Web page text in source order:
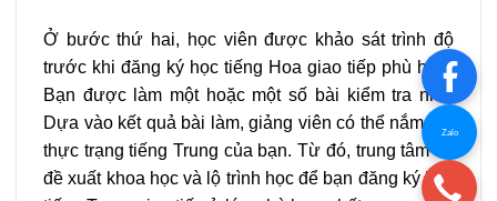
Ở bước thứ hai, học viên được khảo sát trình độ
trước khi đăng ký học tiếng Hoa giao tiếp phù hợp.
Bạn được làm một hoặc một số bài kiểm tra nhỏ.
Dựa vào kết quả bài làm, giảng viên có thể nắm bắt
thực trạng tiếng Trung của bạn. Từ đó, trung tâm sẽ
đề xuất khoa học và lộ trình học để bạn đăng ký học
Zalo